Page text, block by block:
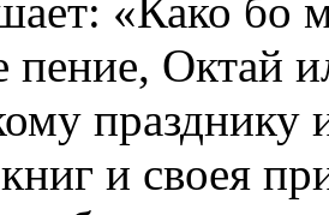
«Како бо
пение, Октай
празднику
и своея